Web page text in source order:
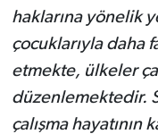
haklarına yönelik
çocuklarıyla daha
etmekte, ülkeler
düzenlemektedir.
çalışma hayatının